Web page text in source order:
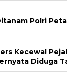
Polri
Kecewa!
Diduga